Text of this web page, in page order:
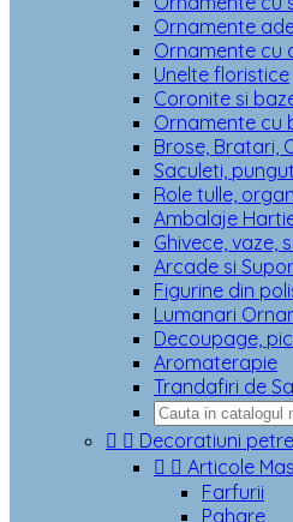
Ornamente
Ornamente cu
Unelte floristice
Coronite si
Ornamente cu
Brose, Bratari,
Saculeti,
Role tulle,
Ambalaje
Ghivece, vaze,
Arcade si
Figurine din
Lumanari
Decoupage,
Aromaterapie
Trandafiri de
  Decoratiuni
  Articole
Farfurii
Pahare